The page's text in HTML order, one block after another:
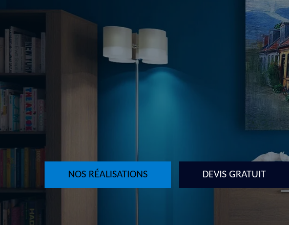
NOS RÉALISATIONS DEVIS GRATUIT